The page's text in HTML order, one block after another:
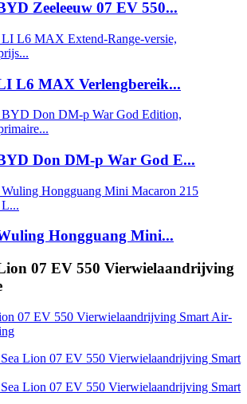
Zeeleeuw 07 EV 550...
L6 MAX Verlengbereik...
Don DM-p War God E...
Hongguang Mini...
07 EV 550 Vierwielaandrijving